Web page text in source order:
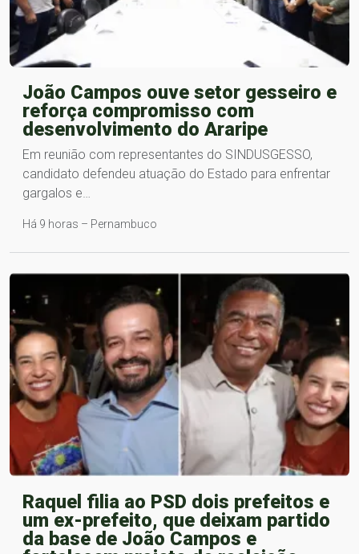
João Campos ouve setor gesseiro e
reforça compromisso com
desenvolvimento do Araripe
Em reunião com representantes do SINDUSGESSO,
candidato defendeu atuação do Estado para enfrentar
gargalos e…
Há 9 horas – Pernambuco
Raquel filia ao PSD dois prefeitos e
um ex-prefeito, que deixam partido
da base de João Campos e